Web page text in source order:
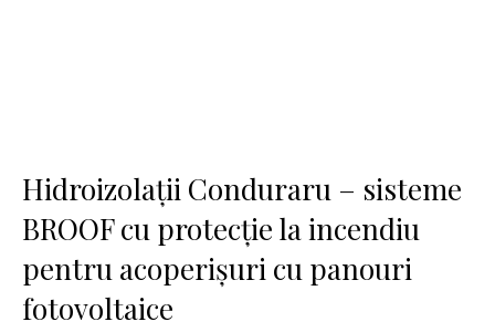
Hidroizolații Conduraru – sisteme
BROOF cu protecție la incendiu
pentru acoperișuri cu panouri
fotovoltaice